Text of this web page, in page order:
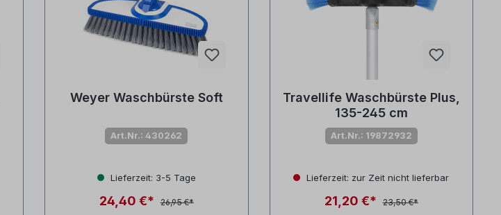
Weyer Waschbürste Soft
Art.Nr.: 430262
Lieferzeit: 3-5 Tage
24,40 €* 26,95 €*
Travellife Waschbürste Plus,
135-245 cm
Art.Nr.: 19872932
Lieferzeit: zur Zeit nicht lieferbar
21,20 €* 23,50 €*